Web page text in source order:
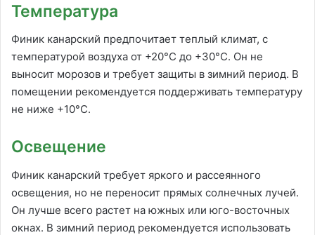
Температура
Финик канарский предпочитает теплый климат, с
температурой воздуха от +20°C до +30°C. Он не
выносит морозов и требует защиты в зимний период. В
помещении рекомендуется поддерживать температуру
не ниже +10°C.
Освещение
Финик канарский требует яркого и рассеянного
освещения, но не переносит прямых солнечных лучей.
Он лучше всего растет на южных или юго-восточных
окнах. В зимний период рекомендуется использовать